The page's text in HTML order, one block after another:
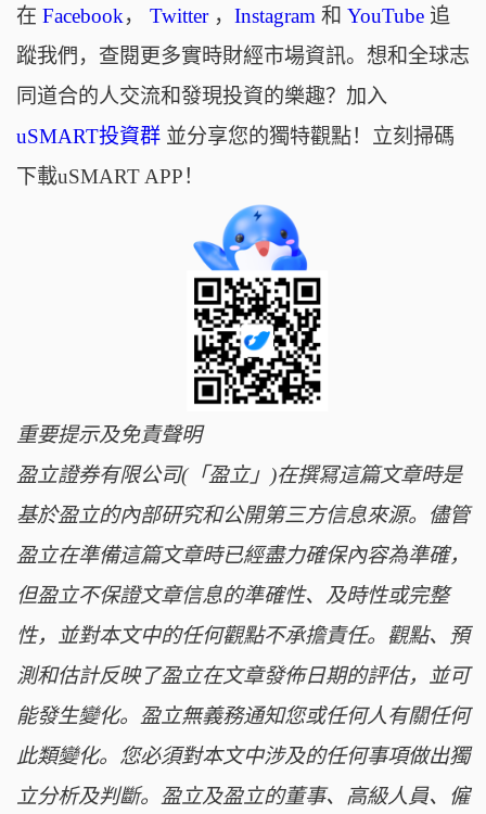
在 Facebook， Twitter， Instagram和 YouTube追
蹤我們，查閱更多實時財經市場資訊。想和全球志
同道合的人交流和發現投資的樂趣？加入
uSMART投資群並分享您的獨特觀點！立刻掃碼
下載uSMART APP！
重要提示及免責聲明
盈立證券有限公司(「盈立」)在撰冩這篇文章時是
基於盈立的內部研究和公開第三方信息來源。儘管
盈立在準備這篇文章時已經盡力確保內容為準確，
但盈立不保證文章信息的準確性、及時性或完整
性，並對本文中的任何觀點不承擔責任。觀點、預
測和估計反映了盈立在文章發佈日期的評估，並可
能發生變化。盈立無義務通知您或任何人有關任何
此類變化。您必須對本文中涉及的任何事項做出獨
立分析及判斷。盈立及盈立的董事、高級人員、僱